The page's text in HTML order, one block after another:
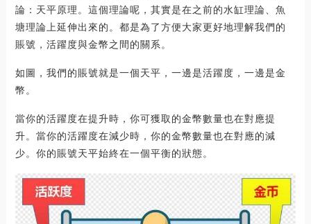
論：天平原理。這個理論呢，其實是在之前的水缸理論、魚
塘理論上延伸出來的。都是為了方便大家更好地理解我們的
賬號，活躍度與金幣之間的關系。
如圖，我們的賬號就是一個天平，一邊是活躍度，一邊是金
幣。
當你的活躍度在提升時，你可獲取的金幣數量也在對應提
升。當你的活躍度在減少時，你的金幣數量也在對應的減
少。你的賬號天平始終在一個平衡的狀態。